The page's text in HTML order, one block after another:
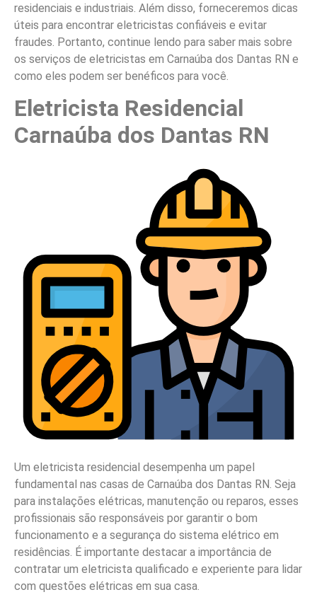
residenciais e industriais. Além disso, forneceremos dicas
úteis para encontrar eletricistas confiáveis e evitar
fraudes. Portanto, continue lendo para saber mais sobre
os serviços de eletricistas em Carnaúba dos Dantas RN e
como eles podem ser benéficos para você.
Eletricista Residencial
Carnaúba dos Dantas RN
Um eletricista residencial desempenha um papel
fundamental nas casas de Carnaúba dos Dantas RN. Seja
para instalações elétricas, manutenção ou reparos, esses
profissionais são responsáveis por garantir o bom
funcionamento e a segurança do sistema elétrico em
residências. É importante destacar a importância de
contratar um eletricista qualificado e experiente para lidar
com questões elétricas em sua casa.